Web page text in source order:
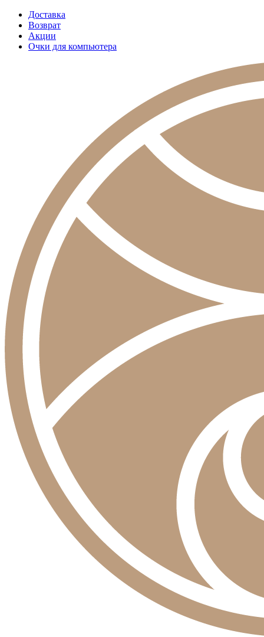
Доставка
Возврат
Акции
Очки для компьютера